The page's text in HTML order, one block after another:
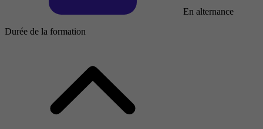
En alternance
Durée de la formation